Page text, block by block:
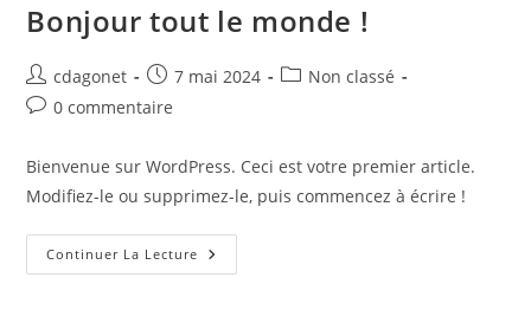
Bonjour tout le monde !
Auteur/autrice
de
cdagonet
Publication
publiée :
7 mai 2024
PostNon classé
Commentaires
la
publication :
0 commentaire
Bienvenue sur WordPress. Ceci est votre premier article.
Modifiez-le ou supprimez-le, puis commencez à écrire !
Continuer La Lecture Bonjour
Tout